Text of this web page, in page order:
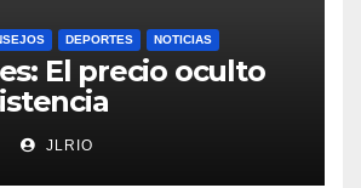
DEPORTES NOTICIAS
El precio oculto
JLRIO